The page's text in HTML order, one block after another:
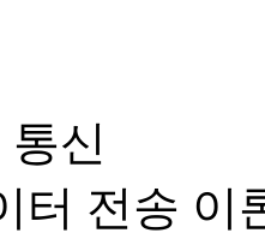
통신
터 전송 이